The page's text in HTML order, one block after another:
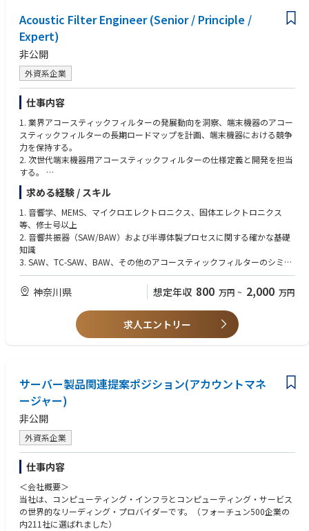
Acoustic Filter Engineer (Senior / Principle /
Expert)
非公開
外資系企業
仕事内容
1. 業界アコースティックフィルターの発展動向を洞察、端末機器のアコー
スティックフィルターの長期ロードマップを計画、端末機器における競争
力を保持する。
2. 次世代端末機器用アコースティックフィルターの仕様定義と開発を担当
する。
1. Insights into the development trend of acoustic filters in the industry, p
lan long-term roadmaps for terminal device acoustic filters, and lead ter
minal device competitiveness;
2. Responsible for specification definition and development of next-gene
ration terminal device acoustic filters;
求める経験 / スキル
1. 音響学、MEMS、マイクロエレクトロニクス、固体エレクトロニクス
等、修士号以上
2. 音響共振器（SAW/BAW）および半導体製プロセスに関する確かな基礎
知識
3. SAW、TC-SAW、BAW、その他のアコースティックフィルターのシミュ
レーション、設計、製造における全工程の開発経験を有すること
4. 10年以上の長期にわたるアコースティックフィルター研究経験
5. PA、LNA、RFスイッチなど、複数のRFFEキーブロックに精通しているこ
6. マルチフィジックスのシミュレーションソフトウェアとRF評価設備に精
通していること
2. Solid basic knowledge of acoustic resonator (SAW/BAW) and semicon
ductor process manufacturing;
3. Possess full-process development experience in the simulation, design
and manufacturing of SAW, TC-SAW, BAW and other acoustic filters;
4. Long-term focus on acoustic filter research experience for 10 years plu
s;
5. Familiar with more than one kind of RFFE key block such as PA, LNA, R
F switch, etc.;
6. Proficient in using multi-physics simulation software and RF test equip
ment;
神奈川県 想定年収 800 万円 ~ 2,000 万円
求人エントリー
サーバー製品関連提案ポジション(アカウントマネ
ージャー)
非公開
外資系企業
仕事内容
＜会社概要＞
当社は、コンピューティング・インフラとコンピューティング・サービス
の世界的なリーディング・プロバイダーです。（フォーチュン500企業の
内211社に選ばれました）